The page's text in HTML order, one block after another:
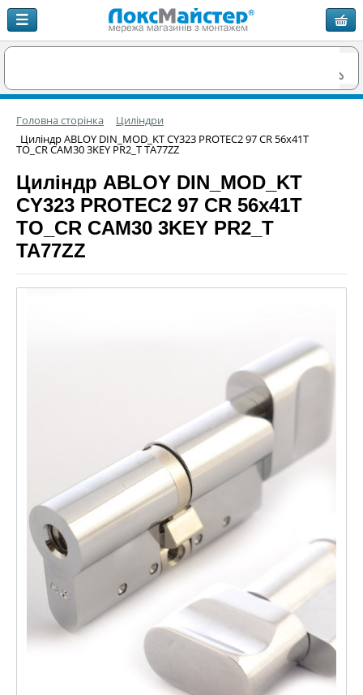
Головна сторінка
Циліндри
Циліндр ABLOY DIN_MOD_KT CY323 PROTEC2 97 CR 56x41T
TO_CR CAM30 3KEY PR2_T TA77ZZ
Циліндр ABLOY DIN_MOD_KT
CY323 PROTEC2 97 CR 56x41T
TO_CR CAM30 3KEY PR2_T
TA77ZZ